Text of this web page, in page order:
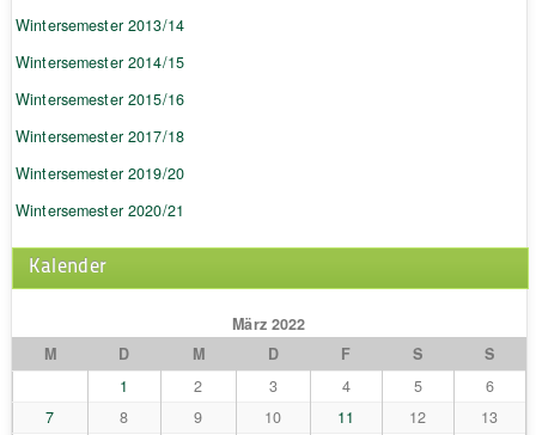
Wintersemester 2013/14
Wintersemester 2014/15
Wintersemester 2015/16
Wintersemester 2017/18
Wintersemester 2019/20
Wintersemester 2020/21
Kalender
März 2022
M
D M D F S
S
1
2 3 4 5
6
7
8 9 10 11 12
13